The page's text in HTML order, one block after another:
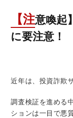
【注意喚起】悪質な投資詐欺サービス
に要注意！
近年は、投資詐欺
調査検証を進める
ションは一目で悪